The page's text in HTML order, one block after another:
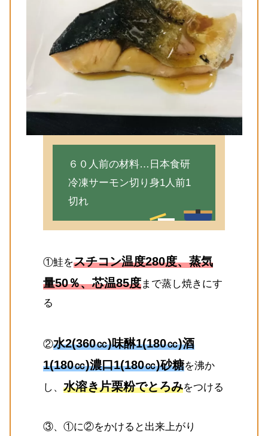
６０人前の材料…日本食研
冷凍サーモン切り身1人前1
切れ
①鮭をスチコン温度280度、蒸気
量50％、芯温85度まで蒸し焼きにす
る
②水2(360㏄)味醂1(180㏄)酒
1(180㏄)濃口1(180㏄)砂糖を沸か
し、水溶き片栗粉でとろみをつける
③、①に②をかけると出来上がり